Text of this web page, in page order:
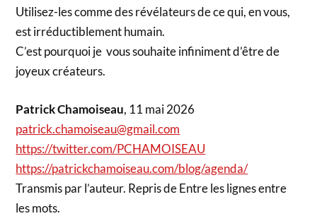
Utilisez-les comme des révélateurs de ce qui, en vous,
est irréductiblement humain.
C’est pourquoi je vous souhaite infiniment d’être de
joyeux créateurs.
Patrick Chamoiseau, 11 mai 2026
patrick.chamoiseau@gmail.com
https://twitter.com/PCHAMOISEAU
https://patrickchamoiseau.com/blog/agenda/
Transmis par l’auteur. Repris de Entre les lignes entre
les mots.